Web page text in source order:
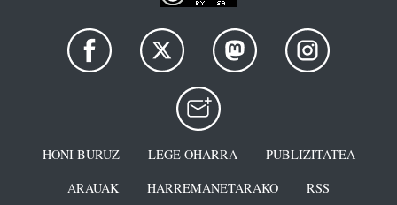
HONI BURUZ LEGE OHARRA
PUBLIZITATEA
ARAUAK
HARREMANETARAKO RSS